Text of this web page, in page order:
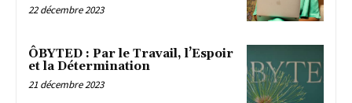
22 décembre 2023
ÔBYTED : Par le Travail, l’Espoir
et la Détermination
21 décembre 2023